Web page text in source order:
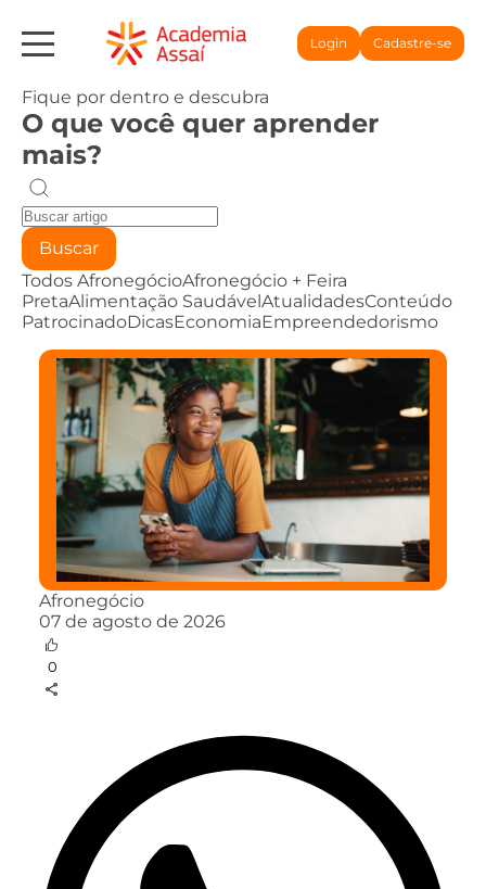
Login Cadastre-se
Fique por dentro e descubra
O que você quer aprender
mais?
Buscar
Todos AfronegócioAfronegócio + Feira
PretaAlimentação SaudávelAtualidadesConteúdo
PatrocinadoDicasEconomiaEmpreendedorismo
Afronegócio
07 de agosto de 2026
0